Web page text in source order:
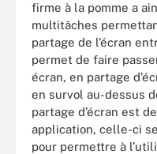
firme à la pomme a
multitâches
partage de l’écran
permet de faire
écran, en partage
en survol au-dessus
partage d’écran est
application, celle-ci
pour permettre à